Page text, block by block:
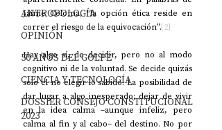
ANTROPOLOGÍA
OPINIÓN
50 AÑOS DEL GOLPE
CIENCIA Y TECNOLOGÍA
DOSSIER CONSEJO CONSTITUCIONAL
2023
Jaime Coloma, “la opción ética reside en
correr el riesgo de la equivocación”.[2]
Hay algo sí, de decidir, pero no al modo
cognitivo ni de la voluntad. Se decide quizás
solo el no elegir lo sabido. La posibilidad de
dar lugar a algo inesperado; dejar de vivir
en la idea calma –aunque infeliz, pero
calma al fin y al cabo– del destino. No por